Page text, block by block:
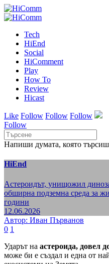
Tech
HiEnd
Social
HiComment
Play
How To
Review
Hicast
Like Follow Follow Follow
Follow
Напиши думата, която
HiEnd
Астероидът, унищожил
обширна подземна среда за
години
12.06.2026
Автор: Иван Първанов
0 1
Ударът на астероида, довел
може би е създал и една от